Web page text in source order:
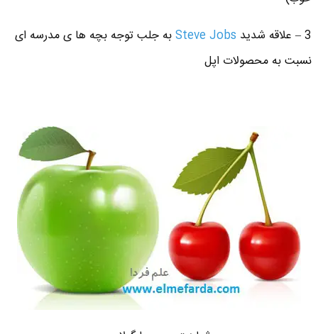
3 – علاقه شدید
Steve Jobsبه جلب توجه بچه ها ی مدرسه ای
نسبت به محصولات اپل